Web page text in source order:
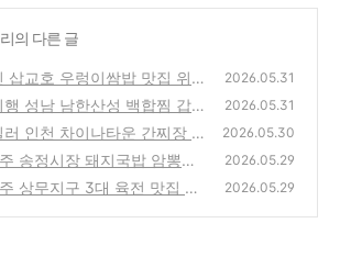
의 다른 글
삽교호 우렁이쌈밥 맛집 위치
2026.05.31
성남 남한산성 백합찜 갑오
기 샤브 해산물 맛집 위치
야
(0)
2026.05.31
인천 차이나타운 간찌장 백
위치 및 방문팁 （최강록 김
2026.05.30
송정시장 돼지국밥 암뽕순
및 방문팁
(0)
2026.05.29
상무지구 3대 육전 맛집 위
2026.05.29